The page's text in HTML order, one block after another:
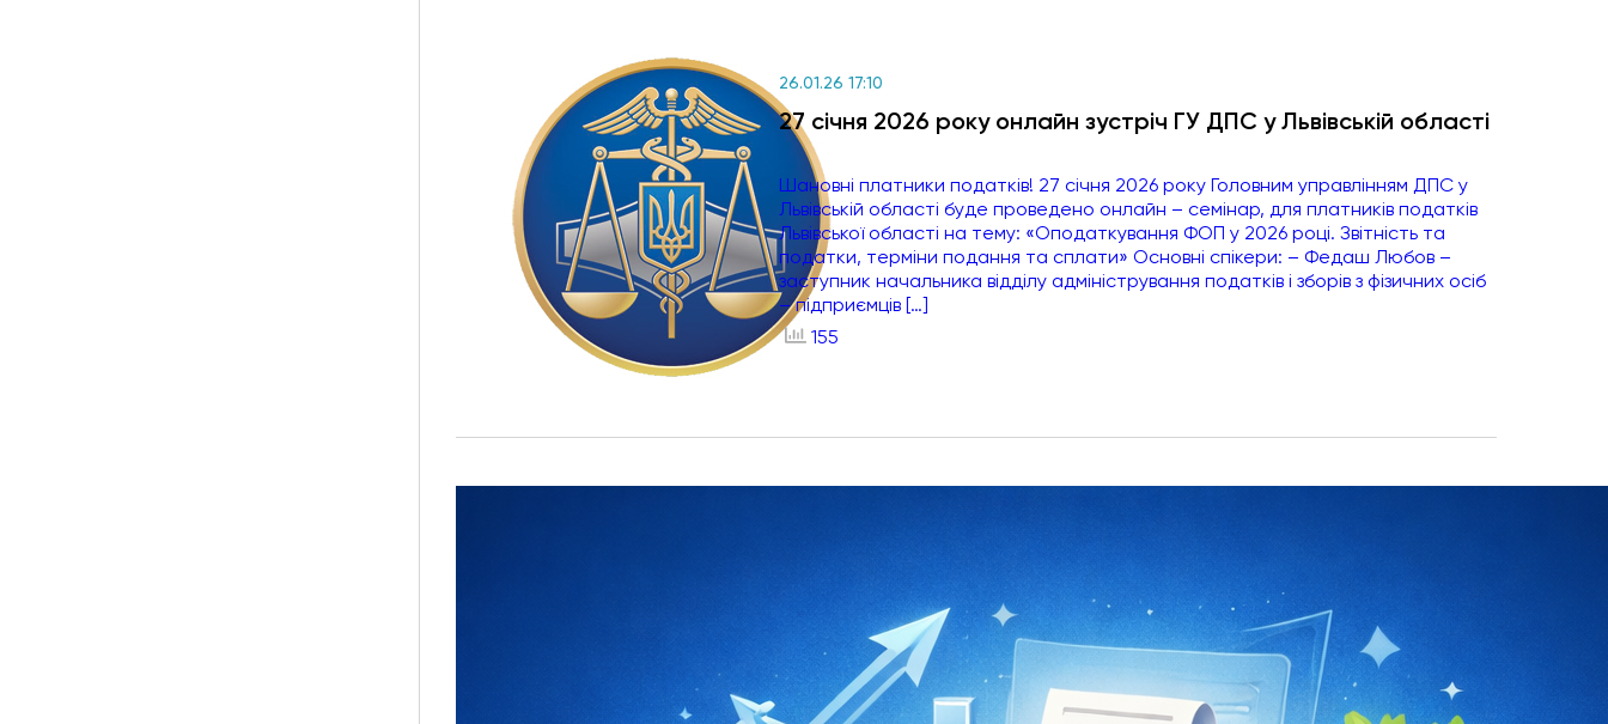
26.01.26 17:10
27 січня 2026 року онлайн зустріч ГУ ДПС у Львівській області
Шановні платники податків! 27 січня 2026 року Головним управлінням ДПС у
Львівській області буде проведено онлайн – семінар, для платників податків
Львівської області на тему: «Оподаткування ФОП у 2026 році. Звітність та
податки, терміни подання та сплати» Основні спікери: – Федаш Любов –
заступник начальника відділу адміністрування податків і зборів з фізичних осіб
– підприємців […]
155